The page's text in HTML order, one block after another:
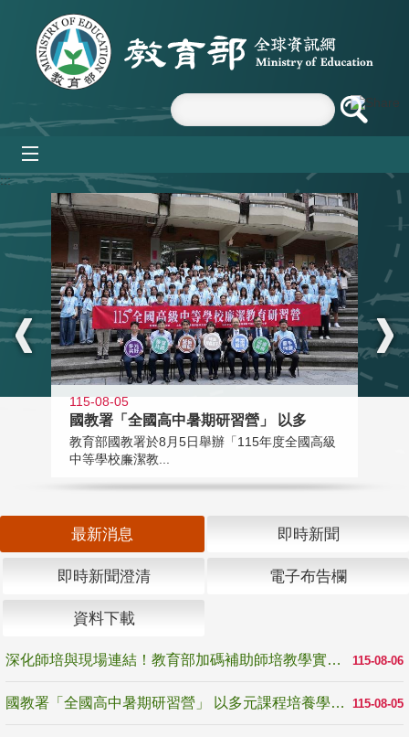
跳到主要內容區塊
:::
115-08-05
國教署「全國高中暑期研習營」 以多
教育部國教署於8月5日舉辦「115年度全國高級
中等學校廉潔教...
最新消息 即時新聞
即時新聞澄清 電子布告欄
資料下載
115-08-06
深化師培與現場連結！教育部加碼補助師培教學實踐研究 10月師培國際研討會交流教學實踐經驗
115-08-05
國教署「全國高中暑期研習營」 以多元課程培養學生瞭解誠信專業與倫理價值